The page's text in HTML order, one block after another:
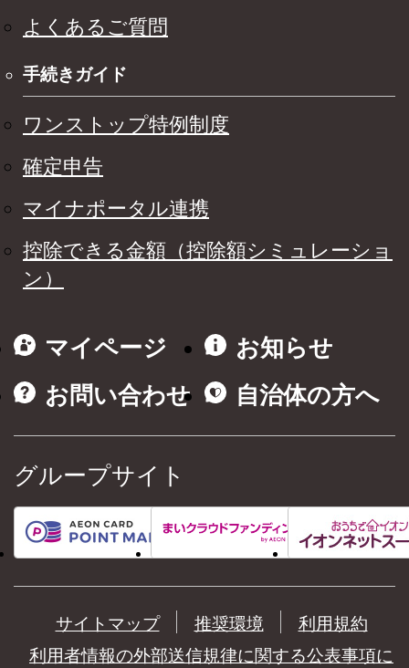
よくあるご質問
手続きガイド
ワンストップ特例制度
確定申告
マイナポータル連携
控除できる金額（控除額シミュレーショ
ン）
マイページ
お知らせ
お問い合わせ
自治体の方へ
グループサイト
サイトマップ 推奨環境
利用規約
利用者情報の外部送信規律に関する公表事項に